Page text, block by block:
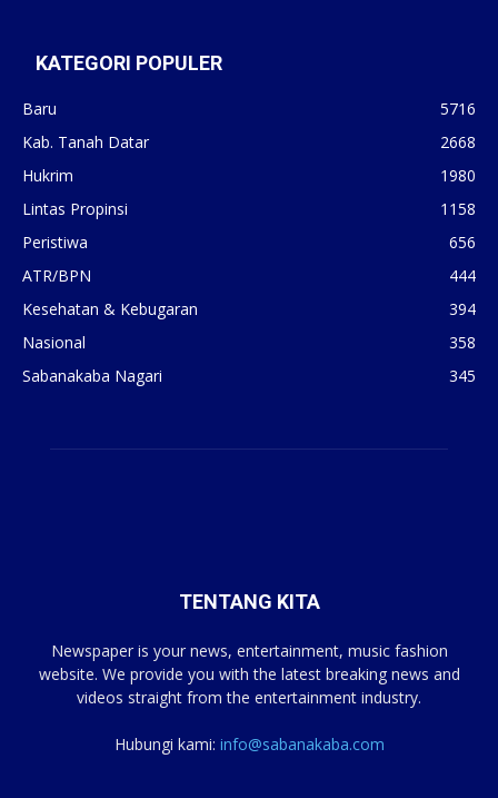
KATEGORI POPULER
Baru
5716
Kab. Tanah Datar
2668
Hukrim
1980
Lintas Propinsi
1158
Peristiwa
656
ATR/BPN
444
Kesehatan & Kebugaran
394
Nasional
358
Sabanakaba Nagari
345
TENTANG KITA
Newspaper is your news, entertainment, music fashion
website. We provide you with the latest breaking news and
videos straight from the entertainment industry.
Hubungi kami: info@sabanakaba.com